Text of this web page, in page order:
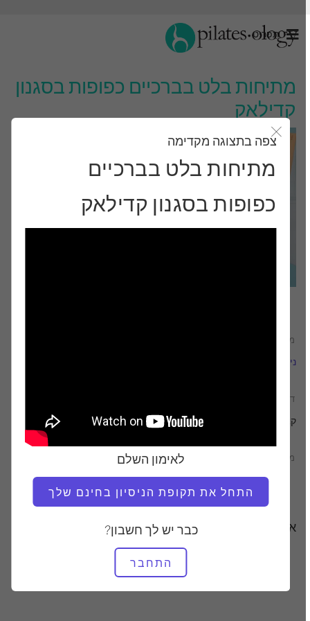
תַפרִיט
מתיחות בלט בברכיים כפופות בסגנון
קדילאק
סגור את מודאל
צפה בתצוגה מקדימה
מתיחות בלט בברכיים
כפופות בסגנון קדילאק
לאימון השלם
התחל את תקופת הניסיון בחינם שלך
כבר יש לך חשבון?
התחבר
מוֹרֶה
ניקול סמית'
דרוש ציוד
קאדילק
מצא שיעורים דומים עבור
20 - 30 דקות קאדילק
אימונים אחרים שאולי תאהבו